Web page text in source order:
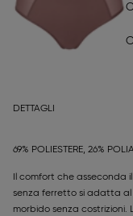
DETTAGLI
69% POLIESTERE, 26%
Il comfort che
senza ferretto si adatta al
morbido senza